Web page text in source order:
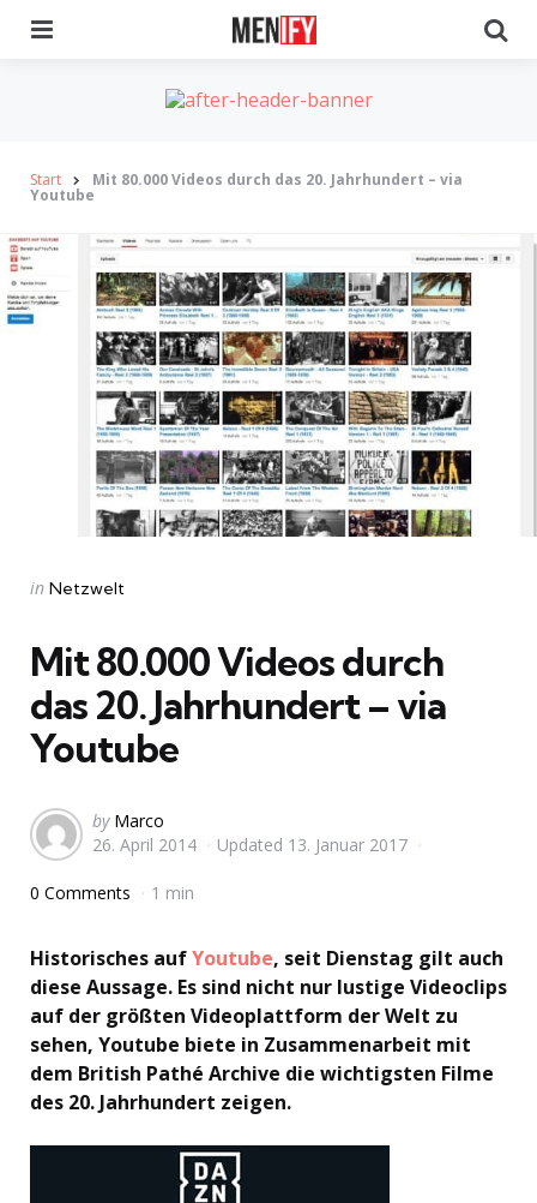
Start Mit 80.000 Videos durch das 20. Jahrhundert – via
Youtube
Categories
Posted
in Netzwelt
Mit 80.000 Videos durch
das 20. Jahrhundert – via
Youtube
Posted
by
by Marco
26. April 2014
Updated 13. Januar 2017
0 Comments 1 min
Historisches aufYoutube, seit Dienstag gilt auch
diese Aussage. Es sind nicht nur lustige Videoclips
auf der größten Videoplattform der Welt zu
sehen, Youtube biete in Zusammenarbeit mit
dem British Pathé Archive die wichtigsten Filme
des 20. Jahrhundert zeigen.